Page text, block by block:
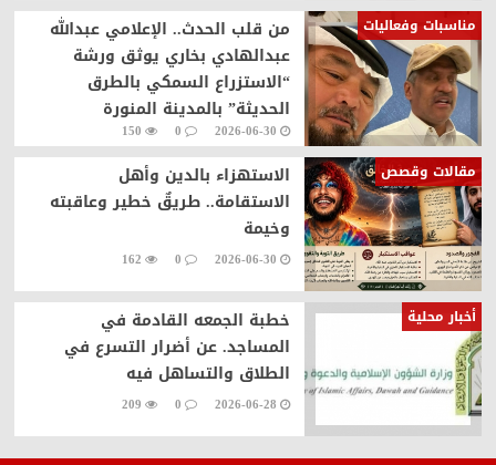
مناسبات وفعاليات
من قلب الحدث.. الإعلامي عبدالله
عبدالهادي بخاري يوثق ورشة
“الاستزراع السمكي بالطرق
الحديثة” بالمدينة المنورة
2026-06-30
0
150
مقالات وقصص
الاستهزاء بالدين وأهل
الاستقامة.. طريقٌ خطير وعاقبته
وخيمة
2026-06-30
0
162
أخبار محلية
خطبة الجمعه القادمة في
المساجد. عن أضرار التسرع في
الطلاق والتساهل فيه
2026-06-28
0
209